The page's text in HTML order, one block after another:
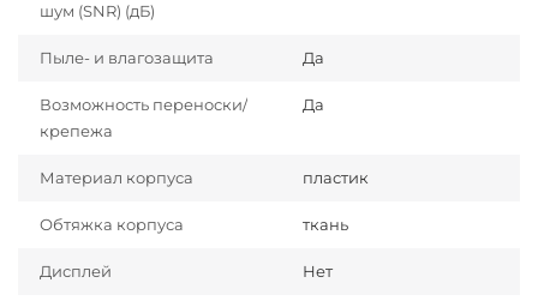
шум (SNR) (дБ)
Пыле- и влагозащита Да
Возможность переноски/
крепежа
Да
Материал корпуса пластик
Обтяжка корпуса ткань
Дисплей Нет